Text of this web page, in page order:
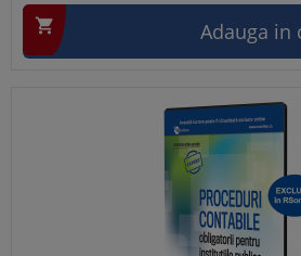
 Adauga in